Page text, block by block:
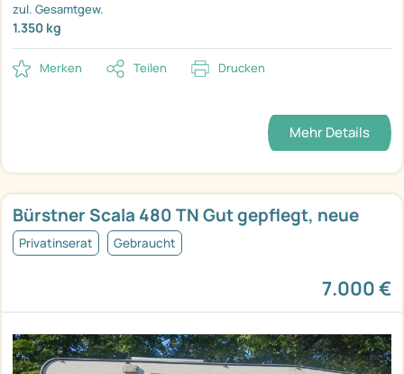
zul. Gesamtgew.
1.350 kg
Merken Teilen Drucken
Mehr Details
Bürstner Scala 480 TN Gut gepflegt, neue
Privatinserat Gebraucht
7.000 €